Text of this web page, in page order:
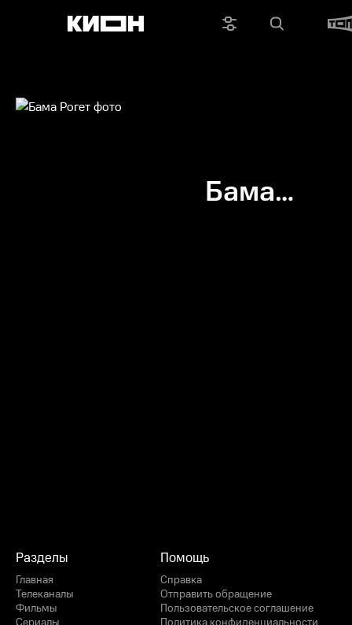
Бама
Разделы
Главная
Телеканалы
Фильмы
Помощь
Справка
Отправить обращение
Пользовательское соглашение